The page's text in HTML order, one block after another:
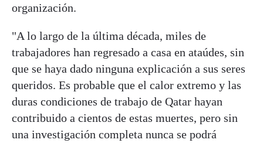
organización.
"A lo largo de la última década, miles de
trabajadores han regresado a casa en ataúdes, sin
que se haya dado ninguna explicación a sus seres
queridos. Es probable que el calor extremo y las
duras condiciones de trabajo de Qatar hayan
contribuido a cientos de estas muertes, pero sin
una investigación completa nunca se podrá